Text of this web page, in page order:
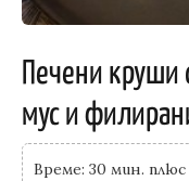
Печени круши
мус и
Време: 30 мин. плюс